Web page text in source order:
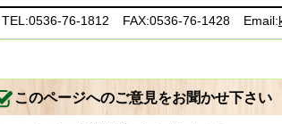
TEL:0536-76-1812 FAX:0536-76-1428 Email:
このページへのご意見をお聞かせ下さい